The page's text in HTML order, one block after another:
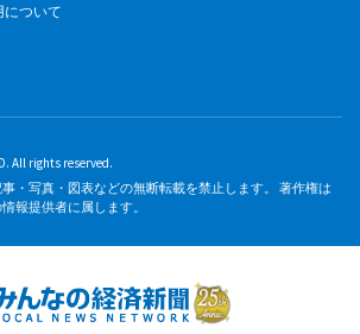
について
All rights reserved.
・写真・図表などの無断転載を禁止します。 著作権は
報提供者に属します。